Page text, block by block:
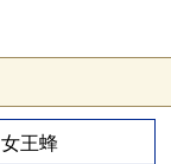
女王蜂